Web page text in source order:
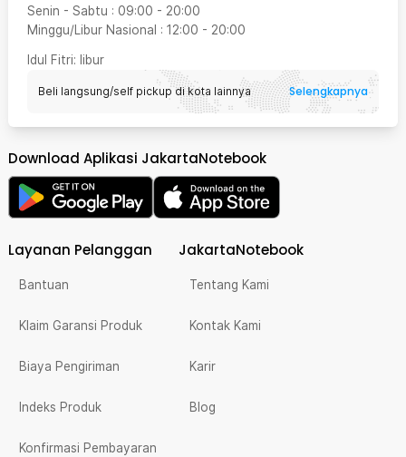
Senin - Sabtu : 09:00 - 20:00
Minggu/Libur Nasional : 12:00 - 20:00
Idul Fitri: libur
Beli langsung/self pickup di kota lainnya Selengkapnya
Download Aplikasi JakartaNotebook
Layanan Pelanggan
Bantuan
Klaim Garansi Produk
Biaya Pengiriman
Indeks Produk
Konfirmasi Pembayaran
JakartaNotebook
Tentang Kami
Kontak Kami
Karir
Blog